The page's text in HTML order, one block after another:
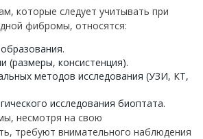
которые следует учитывать при
фибромы, относятся:
(размеры, консистенция).
методов исследования (УЗИ, КТ,
исследования биоптата.
несмотря на свою
требуют внимательного наблюдения